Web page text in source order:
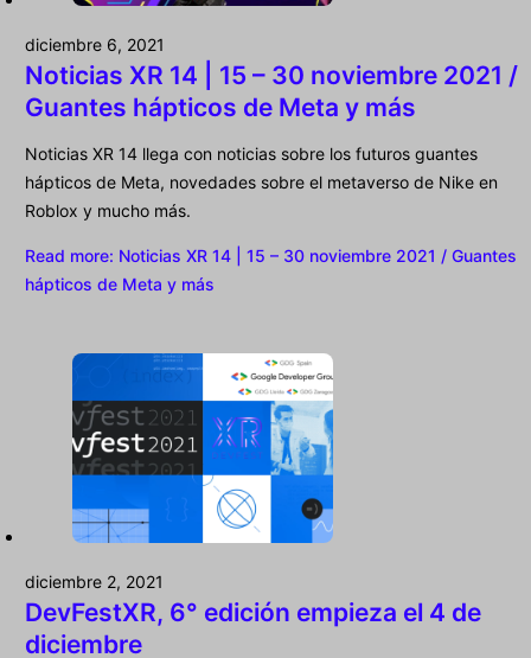
diciembre 6, 2021
Noticias XR 14 | 15 – 30 noviembre 2021 /
Guantes hápticos de Meta y más
Noticias XR 14 llega con noticias sobre los futuros guantes
hápticos de Meta, novedades sobre el metaverso de Nike en
Roblox y mucho más.
Read more: Noticias XR 14 | 15 – 30 noviembre 2021 / Guantes
hápticos de Meta y más
diciembre 2, 2021
DevFestXR, 6° edición empieza el 4 de
diciembre